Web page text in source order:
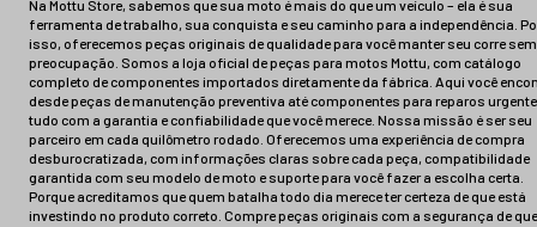
Na Mottu Store, sabemos que sua moto é mais do que um veículo – ela é sua
ferramenta de trabalho, sua conquista e seu caminho para a independência.
isso, oferecemos peças originais de qualidade para você manter seu corre sem
preocupação. Somos a loja oficial de peças para motos Mottu, com catálogo
completo de componentes importados diretamente da fábrica. Aqui você
desde peças de manutenção preventiva até componentes para reparos
tudo com a garantia e confiabilidade que você merece. Nossa missão é ser seu
parceiro em cada quilômetro rodado. Oferecemos uma experiência de compra
desburocratizada, com informações claras sobre cada peça, compatibilidade
garantida com seu modelo de moto e suporte para você fazer a escolha certa.
Porque acreditamos que quem batalha todo dia merece ter certeza de que está
investindo no produto correto. Compre peças originais com a segurança de